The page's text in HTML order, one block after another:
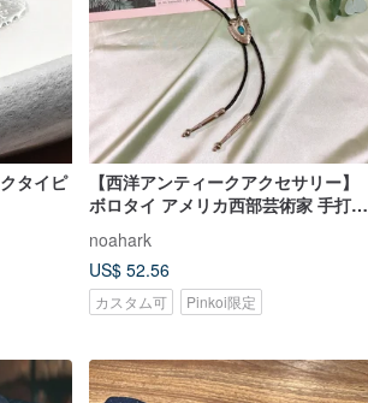
タイピ
【西洋アンティークアクセサリー】
ボロタイ アメリカ西部芸術家 手打ち
ネクタイ ネックレス
noahark
US$ 52.56
カスタム可 Pinkoi限定